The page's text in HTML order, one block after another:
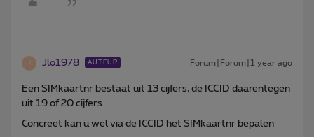
J Jlo1978 AUTEUR Forum|Forum|1 year ago
Een SIMkaartnr bestaat uit 13 cijfers, de ICCID daarentegen
uit 19 of 20 cijfers
Concreet kan u wel via de ICCID het SIMkaartnr bepalen